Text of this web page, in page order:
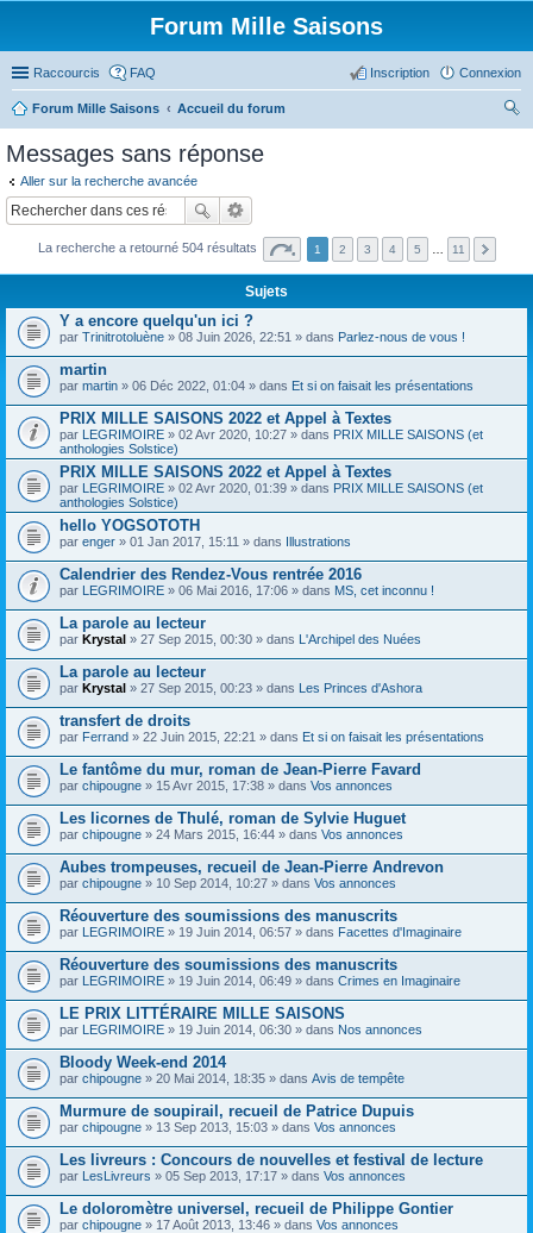
Forum Mille Saisons
Raccourcis FAQ Connexion
Inscription
Forum Mille Saisons
Accueil du forum
Messages sans réponse
Aller sur la recherche avancée
La recherche a retourné 504 résultats 1 2 3 4 5 11
Sujets
Y a encore quelqu'un ici ?
par Trinitrotoluène » 08 Juin 2026, 22:51 » dans Parlez-nous de vous !
martin
par martin » 06 Déc 2022, 01:04 » dans Et si on faisait les présentations
PRIX MILLE SAISONS 2022 et Appel à Textes
par LEGRIMOIRE » 02 Avr 2020, 10:27 » dans PRIX MILLE SAISONS (et
anthologies Solstice)
PRIX MILLE SAISONS 2022 et Appel à Textes
par LEGRIMOIRE » 02 Avr 2020, 01:39 » dans PRIX MILLE SAISONS (et
anthologies Solstice)
hello YOGSOTOTH
par enger » 01 Jan 2017, 15:11 » dans Illustrations
Calendrier des Rendez-Vous rentrée 2016
par LEGRIMOIRE » 06 Mai 2016, 17:06 » dans MS, cet inconnu !
La parole au lecteur
par Krystal » 27 Sep 2015, 00:30 » dans L'Archipel des Nuées
La parole au lecteur
par Krystal » 27 Sep 2015, 00:23 » dans Les Princes d'Ashora
transfert de droits
par Ferrand » 22 Juin 2015, 22:21 » dans Et si on faisait les présentations
Le fantôme du mur, roman de Jean-Pierre Favard
par chipougne » 15 Avr 2015, 17:38 » dans Vos annonces
Les licornes de Thulé, roman de Sylvie Huguet
par chipougne » 24 Mars 2015, 16:44 » dans Vos annonces
Aubes trompeuses, recueil de Jean-Pierre Andrevon
par chipougne » 10 Sep 2014, 10:27 » dans Vos annonces
Réouverture des soumissions des manuscrits
par LEGRIMOIRE » 19 Juin 2014, 06:57 » dans Facettes d'Imaginaire
Réouverture des soumissions des manuscrits
par LEGRIMOIRE » 19 Juin 2014, 06:49 » dans Crimes en Imaginaire
LE PRIX LITTÉRAIRE MILLE SAISONS
par LEGRIMOIRE » 19 Juin 2014, 06:30 » dans Nos annonces
Bloody Week-end 2014
par chipougne » 20 Mai 2014, 18:35 » dans Avis de tempête
Murmure de soupirail, recueil de Patrice Dupuis
par chipougne » 13 Sep 2013, 15:03 » dans Vos annonces
Les livreurs : Concours de nouvelles et festival de lecture
par LesLivreurs » 05 Sep 2013, 17:17 » dans Vos annonces
Le doloromètre universel, recueil de Philippe Gontier
par chipougne » 17 Août 2013, 13:46 » dans Vos annonces